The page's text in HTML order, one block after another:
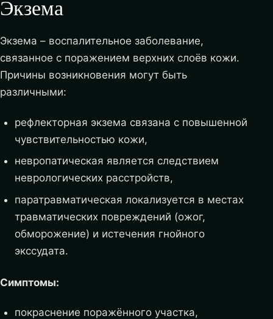
Экзема
Экзема – воспалительное заболевание,
связанное с поражением верхних слоёв кожи.
Причины возникновения могут быть
различными:
рефлекторная экзема связана с повышенной
чувствительностью кожи,
невропатическая является следствием
неврологических расстройств,
паратравматическая локализуется в местах
травматических повреждений (ожог,
обморожение) и истечения гнойного
экссудата.
Симптомы:
покраснение поражённого участка,